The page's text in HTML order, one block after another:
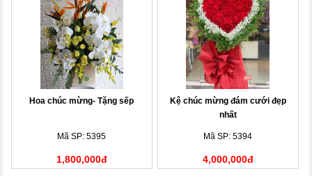
Hoa chúc mừng- Tặng sếp
Mã SP: 5395
1,800,000đ
Kệ chúc mừng đám cưới đẹp
nhất
Mã SP: 5394
4,000,000đ